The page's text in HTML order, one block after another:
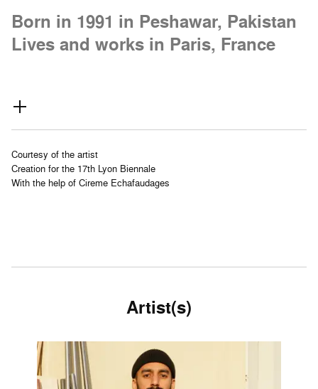
Born in 1991 in Peshawar, Pakistan
Lives and works in Paris, France
Courtesy of the artist
Creation for the 17th Lyon Biennale
With the help of Cireme Echafaudages
Artist(s)